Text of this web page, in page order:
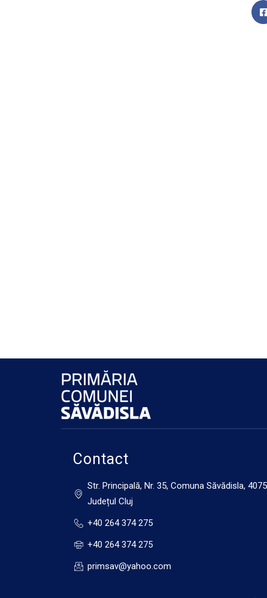
Contact
Str. Principală, Nr. 35, Comuna Săvădisla,
Județul Cluj
+40 264 374 275
+40 264 374 275
primsav@yahoo.com